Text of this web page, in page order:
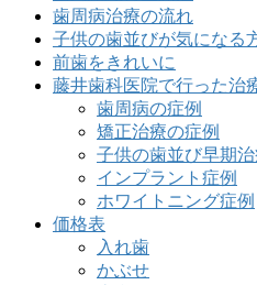
歯周病治療の流れ
子供の歯並びが気になる
前歯をきれいに
藤井歯科医院で行った治
歯周病の症例
矯正治療の症例
子供の歯並び早期治
インプラント症例
ホワイトニング症例
価格表
入れ歯
かぶせ